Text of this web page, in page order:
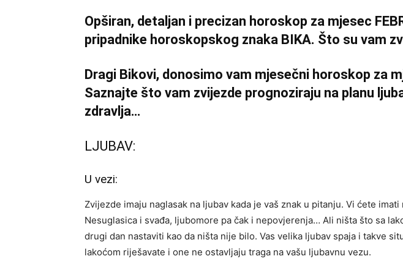
Opširan, detaljan i precizan horoskop za mjesec
pripadnike horoskopskog znaka BIKA. Što su vam
Dragi Bikovi, donosimo vam mjesečni horoskop za
Saznajte što vam zvijezde prognoziraju na planu
zdravlja…
LJUBAV:
U vezi:
Zvijezde imaju naglasak na ljubav kada je vaš znak u pitanju. Vi ćete
Nesuglasica i svađa, ljubomore pa čak i nepovjerenja… Ali ništa što sa
drugi dan nastaviti kao da ništa nije bilo. Vas velika ljubav spaja i takve
lakoćom riješavate i one ne ostavljaju traga na vašu ljubavnu vezu.